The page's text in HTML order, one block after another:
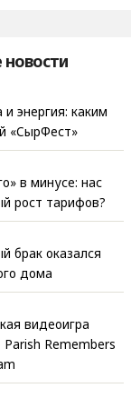
энергия: каким
«СырФест»
в минусе: нас
рост тарифов?
брак оказался
дома
видеоигра
Parish Remembers